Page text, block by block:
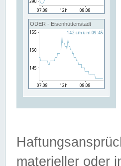
ODER - Eisenhüttenstadt
materieller oder